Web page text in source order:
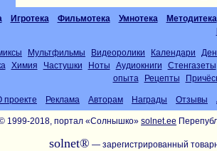
Игротека Фильмотека Умнотека
Методитека
Мультфильмы Видеоролики Календари
Химия Частушки Ноты Аудиокниги
Стенгазеты
опыта
Рецепты
проекте Реклама Авторам Награды Отзывы
1999-2018, портал «Солнышко» solnet.ee
solnet® — зарегистрированный